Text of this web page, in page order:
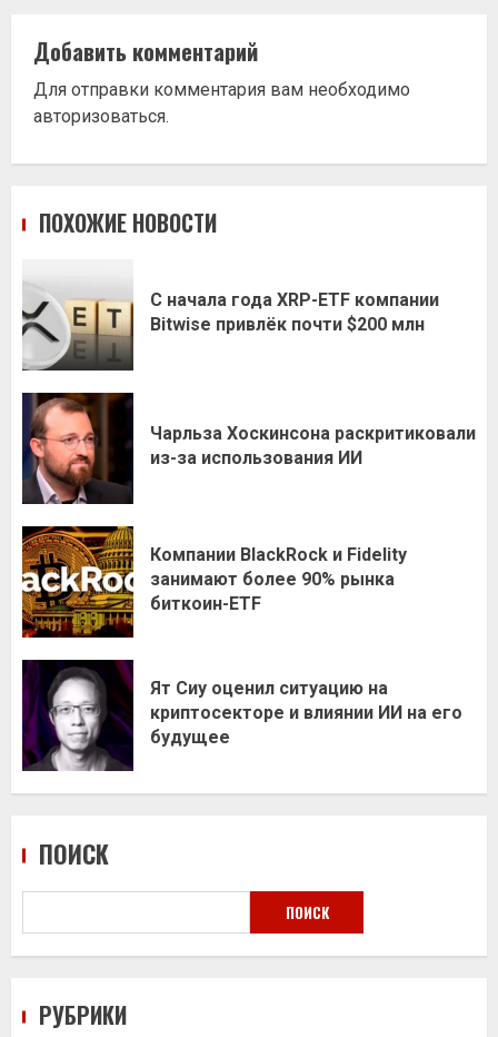
Добавить комментарий
Для отправки комментария вам необходимо
авторизоваться.
ПОХОЖИЕ НОВОСТИ
С начала года XRP-ETF компании
Bitwise привлёк почти $200 млн
Чарльза Хоскинсона раскритиковали
из-за использования ИИ
Компании BlackRock и Fidelity
занимают более 90% рынка
биткоин-ETF
Ят Сиу оценил ситуацию на
криптосекторе и влиянии ИИ на его
будущее
ПОИСК
ПОИСК
РУБРИКИ